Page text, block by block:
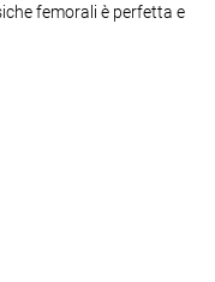
femorali è perfetta e